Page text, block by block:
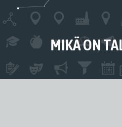
MIKÄ ON